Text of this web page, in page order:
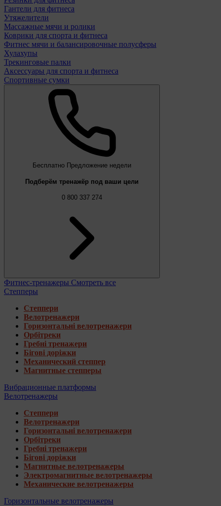
Гантели для фитнеса
Утяжелители
Массажные мячи и ролики
Коврики для спорта и фитнеса
Фитнес мячи и балансировочные полусферы
Хулахупы
Трекинговые палки
Аксессуары для спорта и фитнеса
Спортивные сумки
Бесплатно Предложение недели
Подберём тренажёр под ваши цели
0 800 337 274
Фитнес-тренажеры Смотреть все
Степперы
Степпери
Велотренажери
Горизонтальні велотренажери
Орбітреки
Гребні тренажери
Бігові доріжки
Механический степпер
Магнитные степперы
Вибрационные платформы
Велотренажеры
Степпери
Велотренажери
Горизонтальні велотренажери
Орбітреки
Гребні тренажери
Бігові доріжки
Магнитные велотренажеры
Электромагнитные велотренажеры
Механические велотренажеры
Горизонтальные велотренажеры